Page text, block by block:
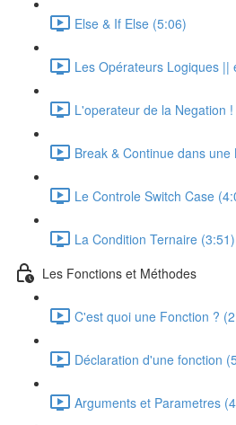
Else & If Else (5:06)
Les Opérateurs Logiques ||
L'operateur de la Negation
Break & Continue dans une
Le Controle Switch Case
La Condition Ternaire (3:51)
Les Fonctions et Méthodes
C'est quoi une Fonction ?
Déclaration d'une fonction
Arguments et Parametres